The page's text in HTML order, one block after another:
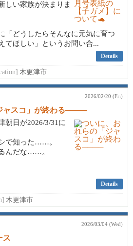
しい家族が決まりま
「どうしたらそんなに元気に育つ
てほしい」というお問い合...
Details
木更津市
2026/02/20 (Fri)
ャスコ」が終わる────
朝日が2026/3/31に
で知った……。
んだな……。
Details
木更津市
2026/03/04 (Wed)
ス